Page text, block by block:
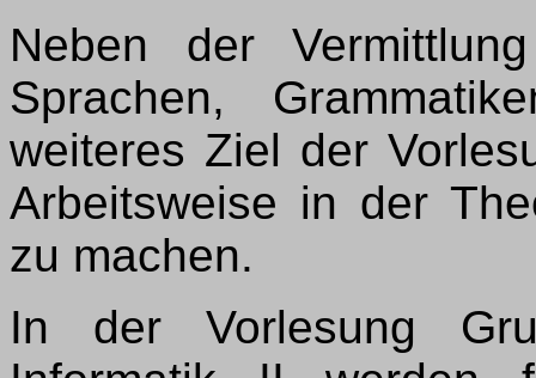
Neben der
Sprachen,
weiteres Ziel der
Arbeitsweise in der
zu machen.
In der Vorlesung